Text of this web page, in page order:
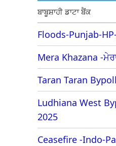
ਬਾਬੂਸ਼ਾਹੀ ਡਾਟਾ ਬੈਂਕ
Floods-Punjab-
Mera Khazana -
Taran Taran
Ludhiana West
2025
Ceasefire -Indo-